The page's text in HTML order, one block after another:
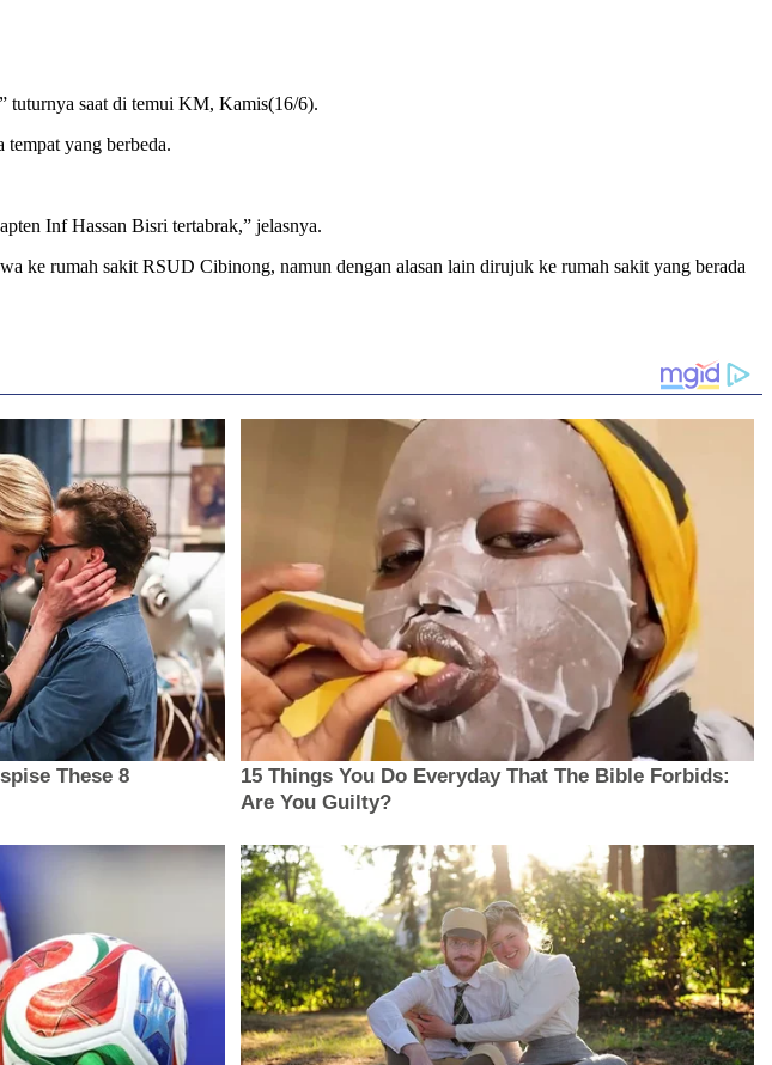
tuturnya saat di temui KM, Kamis(16/6).
tempat yang berbeda.
Inf Hassan Bisri tertabrak,” jelasnya.
ke rumah sakit RSUD Cibinong, namun dengan alasan lain dirujuk ke rumah sakit yang berada